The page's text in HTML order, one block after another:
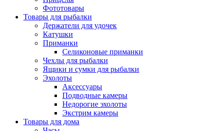
Фототовары
Товары для рыбалки
Держатели для удочек
Катушки
Приманки
Селиконовые приманки
Чехлы для рыбалки
Ящики и сумки для рыбалки
Эхолоты
Аксессуары
Подводные камеры
Недорогие эхолоты
Экстрим камеры
Товары для дома